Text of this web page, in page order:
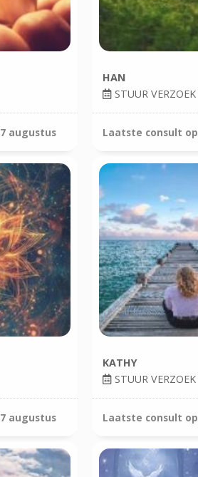
7 augustus
HAN
STUUR VERZOEK
Laatste consult op
7 augustus
KATHY
STUUR VERZOEK
Laatste consult op